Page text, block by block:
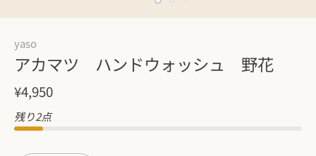
yaso
アカマツ ハンドウォッシュ 野花
¥4,950
残り2点